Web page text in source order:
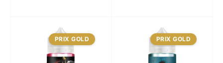
PRIX GOLD PRIX GOLD